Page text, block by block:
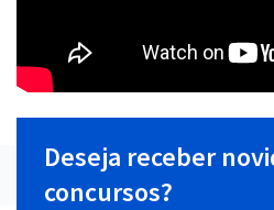
Deseja receber
concursos?